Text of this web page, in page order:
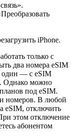
iPhone.
только с
два номера eSIM
один — с eSIM
Однако можно
под eSIM.
номеров. В любой
eSIM, отключить
этом отключение
абонентом